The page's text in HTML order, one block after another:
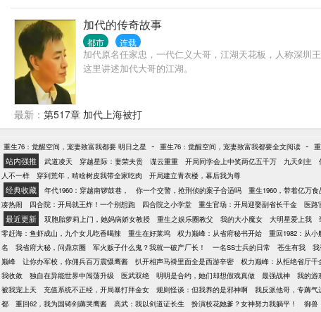
加代的传奇故事
都市 连载
加代原名任家忠，一代仁义大哥，江湖天花板，人称深圳
这里讲述加代大哥的江湖。
最新： 第517章 加代上海被打
重生76：觉醒空间，宠妻致富我都要 明日之星 - 重生76：觉醒空间，宠妻致富我都要全文阅读 -
站内强推 武道凌天 穿越星际：妻荣夫贵 谍云重重 开局同学会上中奖两亿五千万 九天剑主
人不一样
穿到荒年，啃啥树皮我带全家吃肉 开局建立青衣楼，幕后我为尊
经典收藏 年代1960：穿越南锣鼓巷， 你一个交警，抢刑侦的案子合适吗 重生1960，带着亿万
凑热闹
四合院：开局就王炸！一个别想跑 四合院之小学堂 重生官场：开局迎娶副省长千金 医路
最近更新 双胞胎萝莉上门，她妈病娇女教授 重生之娱乐圈教父 我的大小魔女 大明星爱上我
零赶海：鱼虾成山，九个女儿吃香喝辣
重生在好莱坞 权力巅峰：从省府秘书开始 重回1982：从
名
我省府大秘，问鼎京圈 军火贩子什么鬼？我就一破产厂长！ 一名SS士兵的日常 苍生有我 我
巅峰
让你办军校，你佣兵百万震慑鹰酱 扒开相声马褂里面全是西游辛密 权力巅峰：从拒绝省厅千
我收敛
独自在异能世界中闯荡升级 医武双绝 明明是合约，她们却想假戏真做 最强战神 我的游
被我宠上天
充值系统不正经，开局暴打拜金女 规则怪谈：但我养的是邪神啊 我反派他哥，专薅气
都
重回62，我为国铸剑薅哭鹰酱 高武：我以剑道证长生 扮演校花她爹？女神努力我躺平！ 御兽